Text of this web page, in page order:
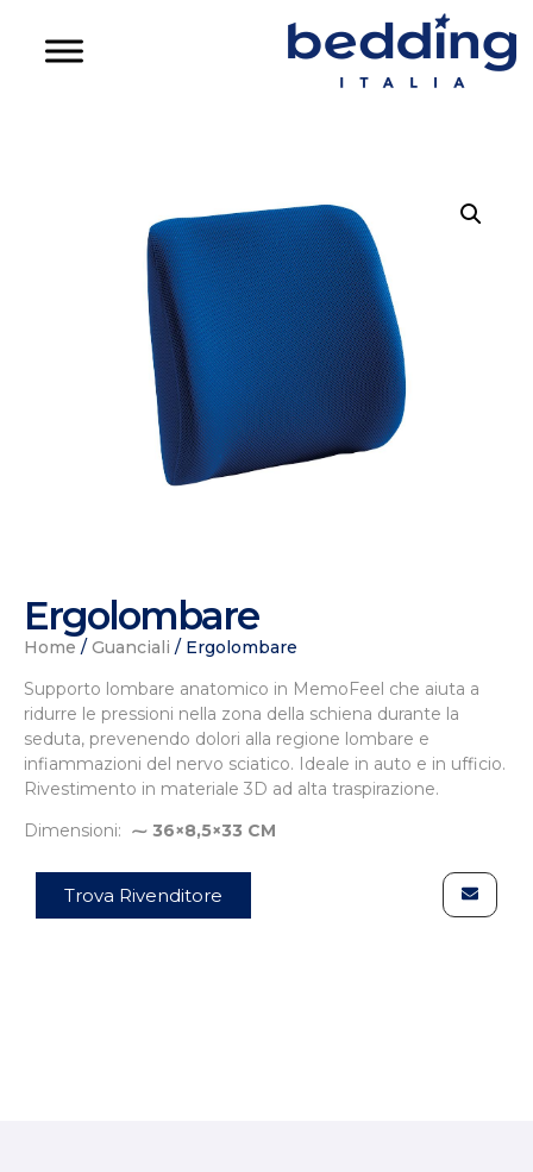
Ergolombare
Home / Guanciali / Ergolombare
Supporto lombare anatomico in MemoFeel che aiuta a
ridurre le pressioni nella zona della schiena durante la
seduta, prevenendo dolori alla regione lombare e
infiammazioni del nervo sciatico. Ideale in auto e in ufficio.
Rivestimento in materiale 3D ad alta traspirazione.
Dimensioni: ⁓ 36×8,5×33 CM
Trova Rivenditore